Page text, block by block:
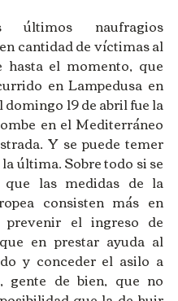
últimos naufragios
cantidad de víctimas al
hasta el momento, que
en Lampedusa en
domingo 19 de abril fue la
en el Mediterráneo
Y se puede temer
última. Sobre todo si se
que las medidas de la
consisten más en
prevenir el ingreso de
en prestar ayuda al
y conceder el asilo a
gente de bien, que no